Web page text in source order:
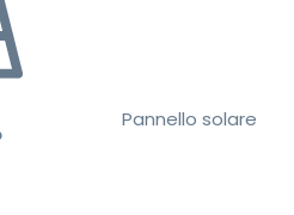
Pannello solare